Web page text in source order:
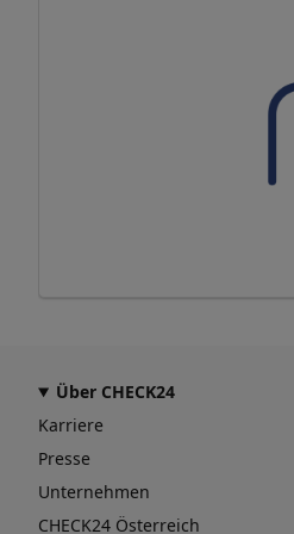
Über CHECK24
Karriere
Presse
Unternehmen
CHECK24 Österreich